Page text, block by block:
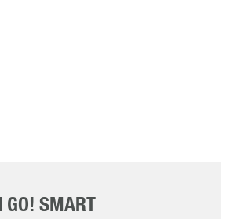
GO! SMART